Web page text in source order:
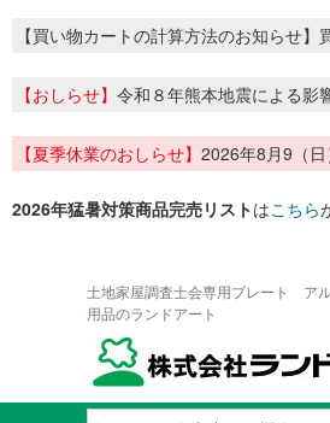
【買い物カートの計算方法のお知らせ
【おしらせ】 令和８年熊本地震による影
【夏季休業のおしらせ】 2026年8月9（
2026年猛暑対策商品完売リストはこちら
土地家屋調査士会専用プレート
用品のランドアート